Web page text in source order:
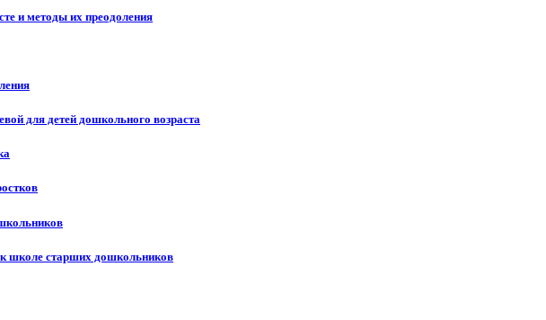
и методы их преодоления
для детей дошкольного возраста
школе старших дошкольников